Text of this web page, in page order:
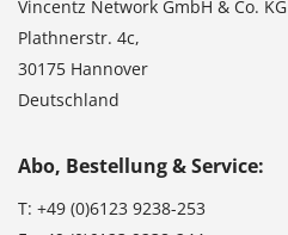
Vincentz Network GmbH & Co. KG
Plathnerstr. 4c,
30175 Hannover
Deutschland
Abo, Bestellung & Service:
T: +49 (0)6123 9238-253